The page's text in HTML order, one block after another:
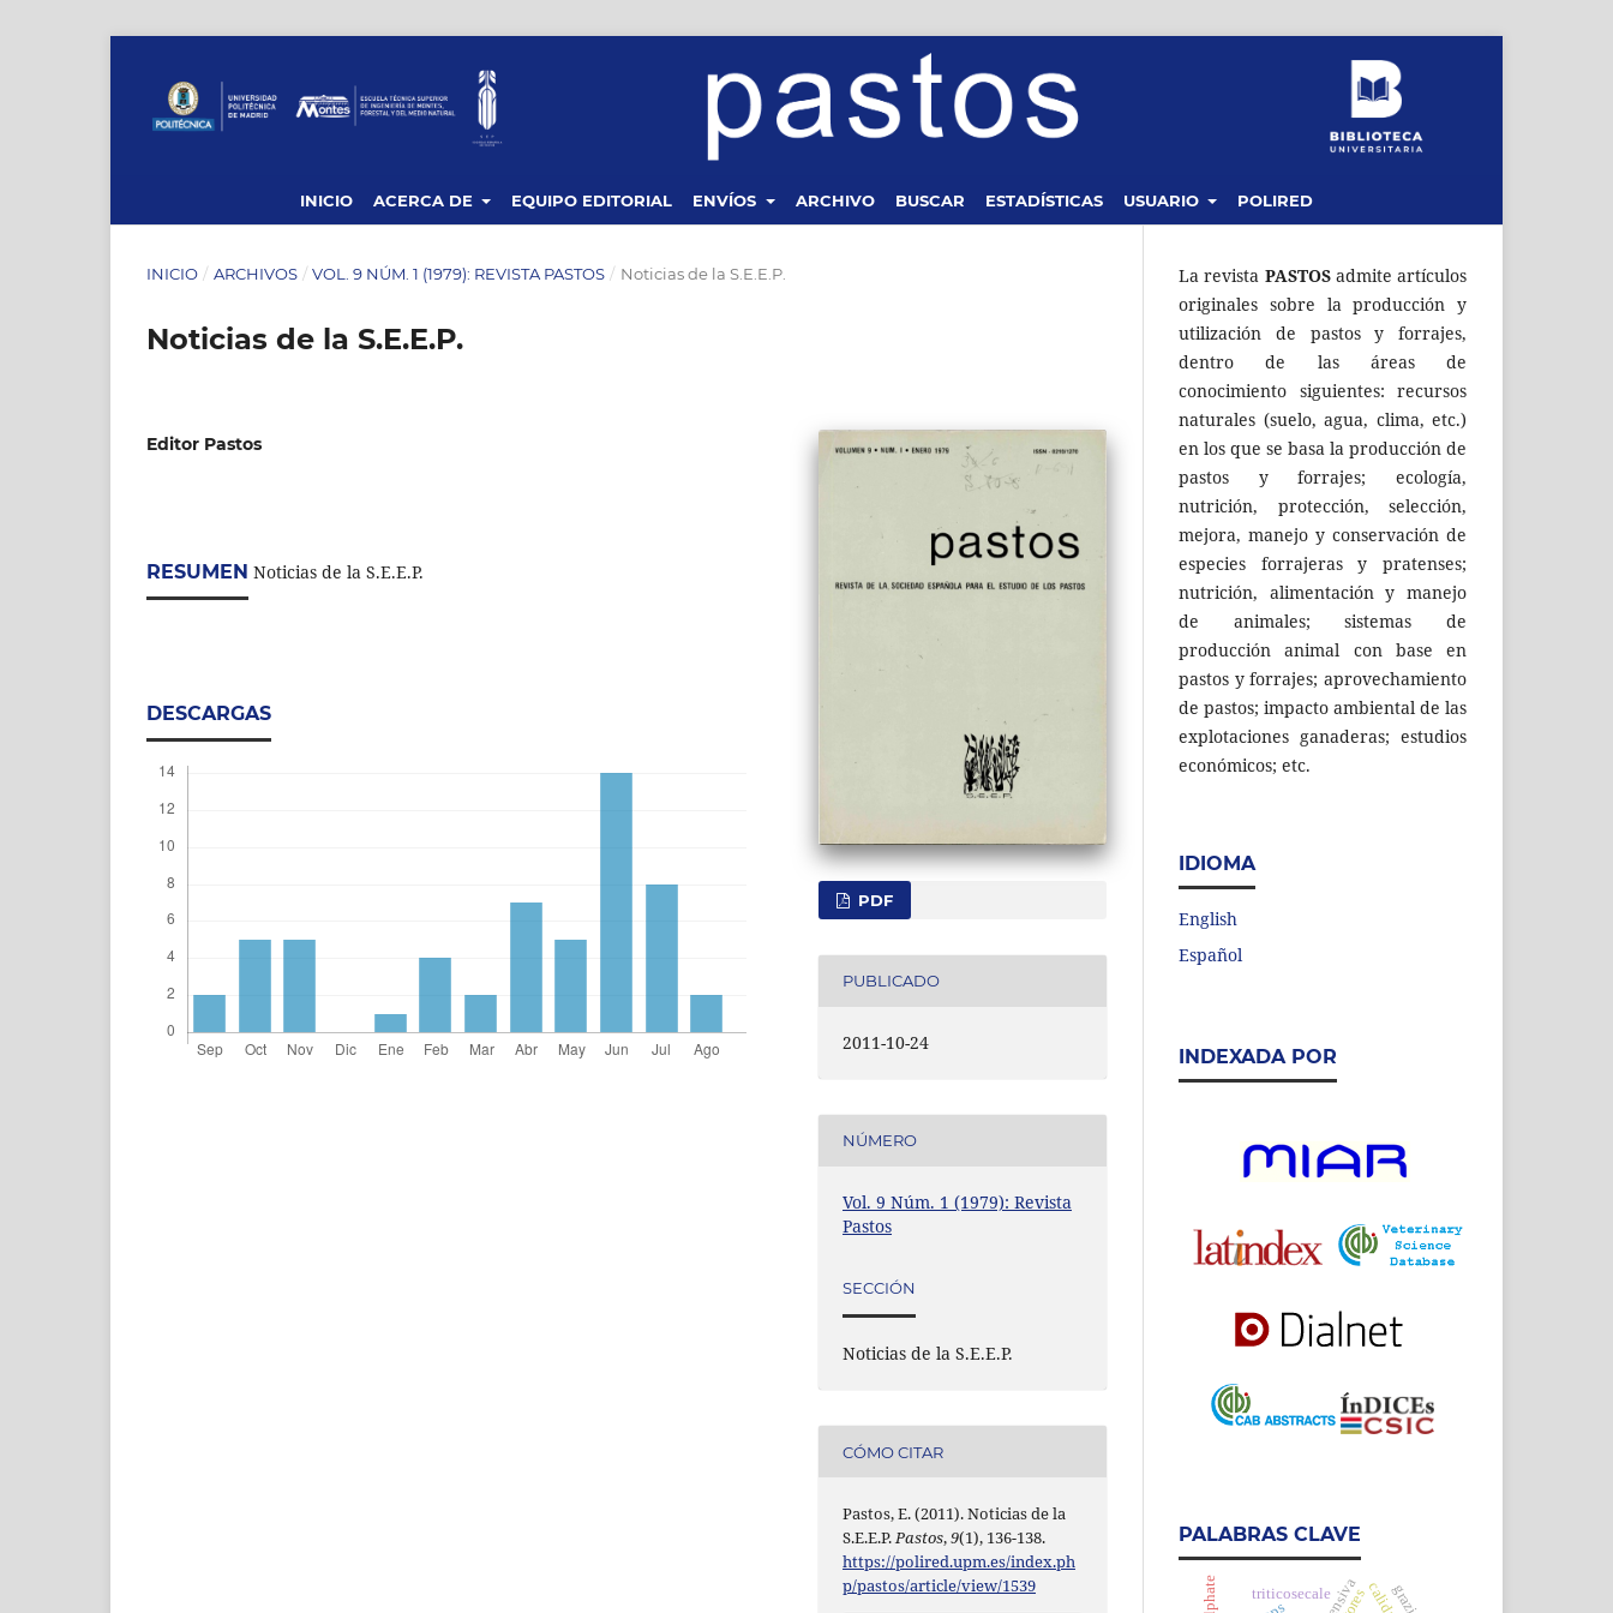
INICIO ACERCA DE EQUIPO EDITORIAL ENVÍOS ARCHIVO BUSCAR ESTADÍSTICAS USUARIO POLIRED
INICIO / ARCHIVOS / VOL. 9 NÚM. 1 (1979): REVISTA PASTOS / Noticias de la S.E.E.P.
Noticias de la S.E.E.P.
Editor Pastos
RESUMEN Noticias de la S.E.E.P.
DESCARGAS
PDF
PUBLICADO
2011-10-24
NÚMERO
Vol. 9 Núm. 1 (1979): Revista
Pastos
SECCIÓN
Noticias de la S.E.E.P.
CÓMO CITAR
Pastos, E. (2011). Noticias de la
S.E.E.P.Pastos,9(1), 136-138.
https://polired.upm.es/index.ph
p/pastos/article/view/1539
La revista PASTOSadmite artículos
originales sobre la producción y
utilización de pastos y forrajes,
dentro de las áreas de
conocimiento siguientes: recursos
naturales (suelo, agua, clima, etc.)
en los que se basa la producción de
pastos y forrajes; ecología,
nutrición, protección, selección,
mejora, manejo y conservación de
especies forrajeras y pratenses;
nutrición, alimentación y manejo
de animales; sistemas de
producción animal con base en
pastos y forrajes; aprovechamiento
de pastos; impacto ambiental de las
explotaciones ganaderas; estudios
económicos; etc.
IDIOMA
English
Español
INDEXADA POR
PALABRAS CLAVE
triticosecale